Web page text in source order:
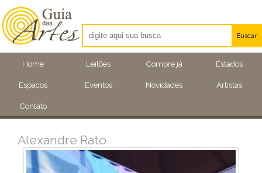
Home Leilões Compre já Estados
Espacos Eventos Novidades Artistas
Contato
Buscar
Artistas
Eventos
Alexandre Rato